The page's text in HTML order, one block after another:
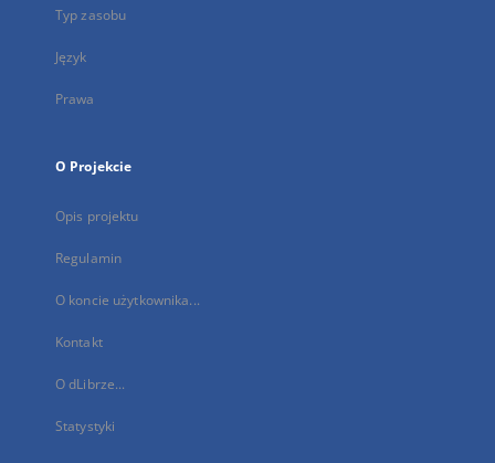
Typ zasobu
Język
Prawa
O Projekcie
Opis projektu
Regulamin
O koncie użytkownika...
Kontakt
O dLibrze...
Statystyki